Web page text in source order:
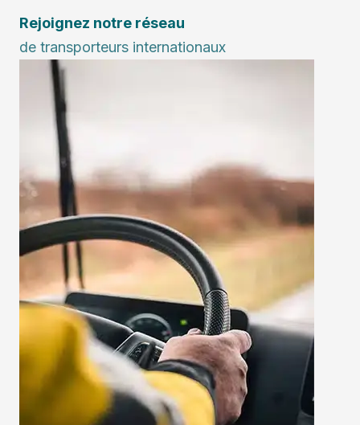
Rejoignez notre réseau
de transporteurs internationaux